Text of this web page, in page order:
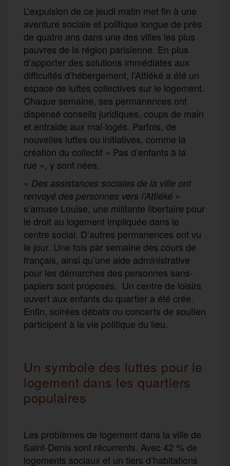
L’expulsion de ce jeudi matin met fin à une
aventure sociale et politique longue de près
de quatre ans dans une des villes les plus
pauvres de la région parisienne. En plus
d’apporter des solutions immédiates aux
difficultés d’hébergement, l’Attiéké a été un
espace de luttes collectives sur le logement.
Chaque semaine, ses permanences ont
dispensé conseils juridiques, coups de main
et entraide aux mal-logés. Parfois, de
nouvelles luttes ou initiatives, comme la
création du collectif « Pas d’enfants à la
rue », y sont nées.
« Des assistances sociales de la ville ont
renvoyé des personnes vers l’Attiéké »
s’amuse Louise, une militante libertaire pour
le droit au logement impliquée dans le
centre social. D’autres permanences ont vu
le jour. Une fois par semaine des cours de
français, ainsi qu’une aide administrative
pour les démarches des personnes sans-
papiers sont proposés. Un centre de loisirs
ouvert aux enfants du quartier a été crée.
Enfin, soirées débats ou concerts de soutien
participent à la vie politique du lieu.
Un symbole des luttes pour le
logement dans les quartiers
populaires
Les problèmes de logement dans la ville de
Saint-Denis sont récurrents. Avec 42 % de
logements sociaux et un tiers d’habitations